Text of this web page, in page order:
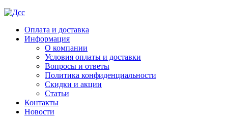
Оплата и доставка
Информация
О компании
Условия оплаты и доставки
Вопросы и ответы
Политика конфиденциальности
Скидки и акции
Статьи
Контакты
Новости